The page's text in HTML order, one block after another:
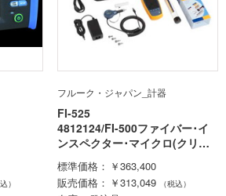
）
フルーク・ジャパン_計器
FI-525
4812124/FI-500ファイバー･イ
ンスペクター･マイクロ(クリー
ニング･キット)
標準価格
￥363,400
販売価格
￥313,049 （税込）